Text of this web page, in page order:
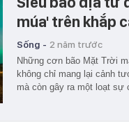
múa' trên khắp
Sống - 2 năm trước
Những cơn bão Mặt Trời
không chỉ mang lại cảnh
mà còn gây ra một loạt sự